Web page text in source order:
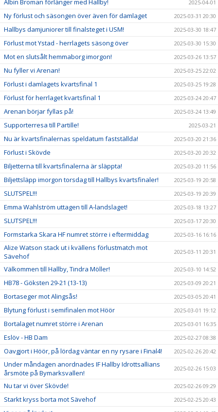
2025-04-01
Ny förlust och säsongen över även för damlaget 2025-03-31 20:30
Hallbys damjuniorer till finalsteget i USM! 2025-03-30 18:47
Förlust mot Ystad - herrlagets säsong över 2025-03-30 15:30
Mot en slutsålt hemmaborg imorgon! 2025-03-26 13:57
Nu fyller vi Arenan! 2025-03-25 22:02
Förlust i damlagets kvartsfinal 1 2025-03-25 19:28
Förlust för herrlaget kvartsfinal 1 2025-03-24 20:47
Arenan börjar fyllas på! 2025-03-24 13:49
Supporterresa till Partille! 2025-03-21
Nu är kvartsfinalernas speldatum fastställda! 2025-03-20 21:36
Förlust i Skövde 2025-03-20 20:32
Biljetterna till kvartsfinalerna är släppta! 2025-03-20 11:56
Biljettsläpp imorgon torsdag till Hallbys kvartsfinaler! 2025-03-19 20:58
SLUTSPEL!!! 2025-03-19 20:39
Emma Wahlström uttagen till A-landslaget! 2025-03-18 13:27
SLUTSPEL!!! 2025-03-17 20:30
Formstarka Skara HF numret större i eftermiddag 2025-03-16 16:16
Alize Watson stack ut i kvällens förlustmatch mot
Sävehof
2025-03-11 20:31
Välkommen till Hallby, Tindra Möller! 2025-03-10 14:52
HB78 - Göksten 29-21 (13-13) 2025-03-09 20:21
Bortaseger mot Alingsås! 2025-03-05 20:41
Blytung förlust i semifinalen mot Höör 2025-03-01 19:12
Bortalaget numret större i Arenan 2025-03-01 16:35
Eslöv - HB Dam 2025-02-27 08:38
Oavgjort i Höör, på lördag väntar en ny rysare i Final4! 2025-02-26 20:42
Under måndagen anordnades IF Hallby Idrottsallians
årsmöte på Bymarksvallen!
2025-02-26 15:03
Nu tar vi över Skövde! 2025-02-26 09:29
Starkt kryss borta mot Sävehof 2025-02-25 20:43